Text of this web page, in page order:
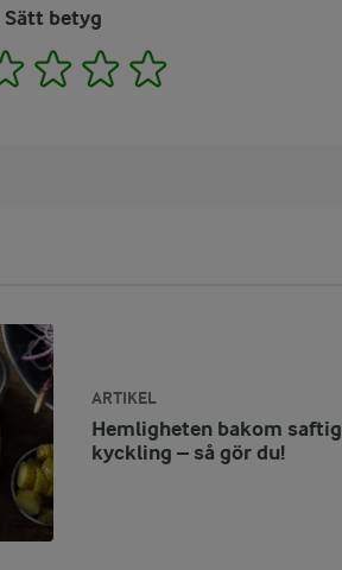
Sätt betyg
2 3 4
ARTIKEL
Hemligheten bakom saftig
kyckling – så gör du!